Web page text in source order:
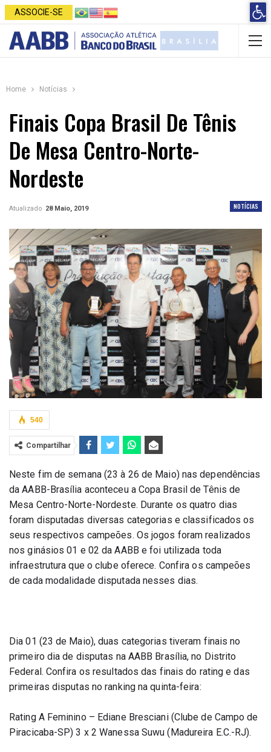
ASSOCIE-SE
Home Notícias
Finais Copa Brasil De Tênis
De Mesa Centro-Norte-
Nordeste
NOTÍCIAS
Atualizado 28 Maio, 2019
540
Compartilhar
Neste fim de semana (23 à 26 de Maio) nas dependências
da AABB-Brasília aconteceu a Copa Brasil de Tênis de
Mesa Centro-Norte-Nordeste. Durante os quatro dias
foram disputadas diversas categorias e classificados os
seus respectivos campeões. Os jogos foram realizados
nos ginásios 01 e 02 da AABB e foi utilizada toda
infraestrutura que o clube oferece. Confira os campeões
de cada modalidade disputada nesses dias.
Dia 01 (23 de Maio), duas categorias tiveram finais no
primeiro dia de disputas na AABB Brasília, no Distrito
Federal. Confira os resultados das finais do rating e das
primeiras disputas no ranking na quinta-feira:
Rating A Feminino – Ediane Bresciani (Clube de Campo de
Piracicaba-SP) 3 x 2 Wanessa Suwu (Madureira E.C.-RJ).